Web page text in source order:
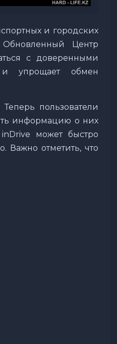
и городских
Обновленный Центр
с доверенными
и упрощает обмен
пользователи
информацию о них
может быстро
Важно отметить, что